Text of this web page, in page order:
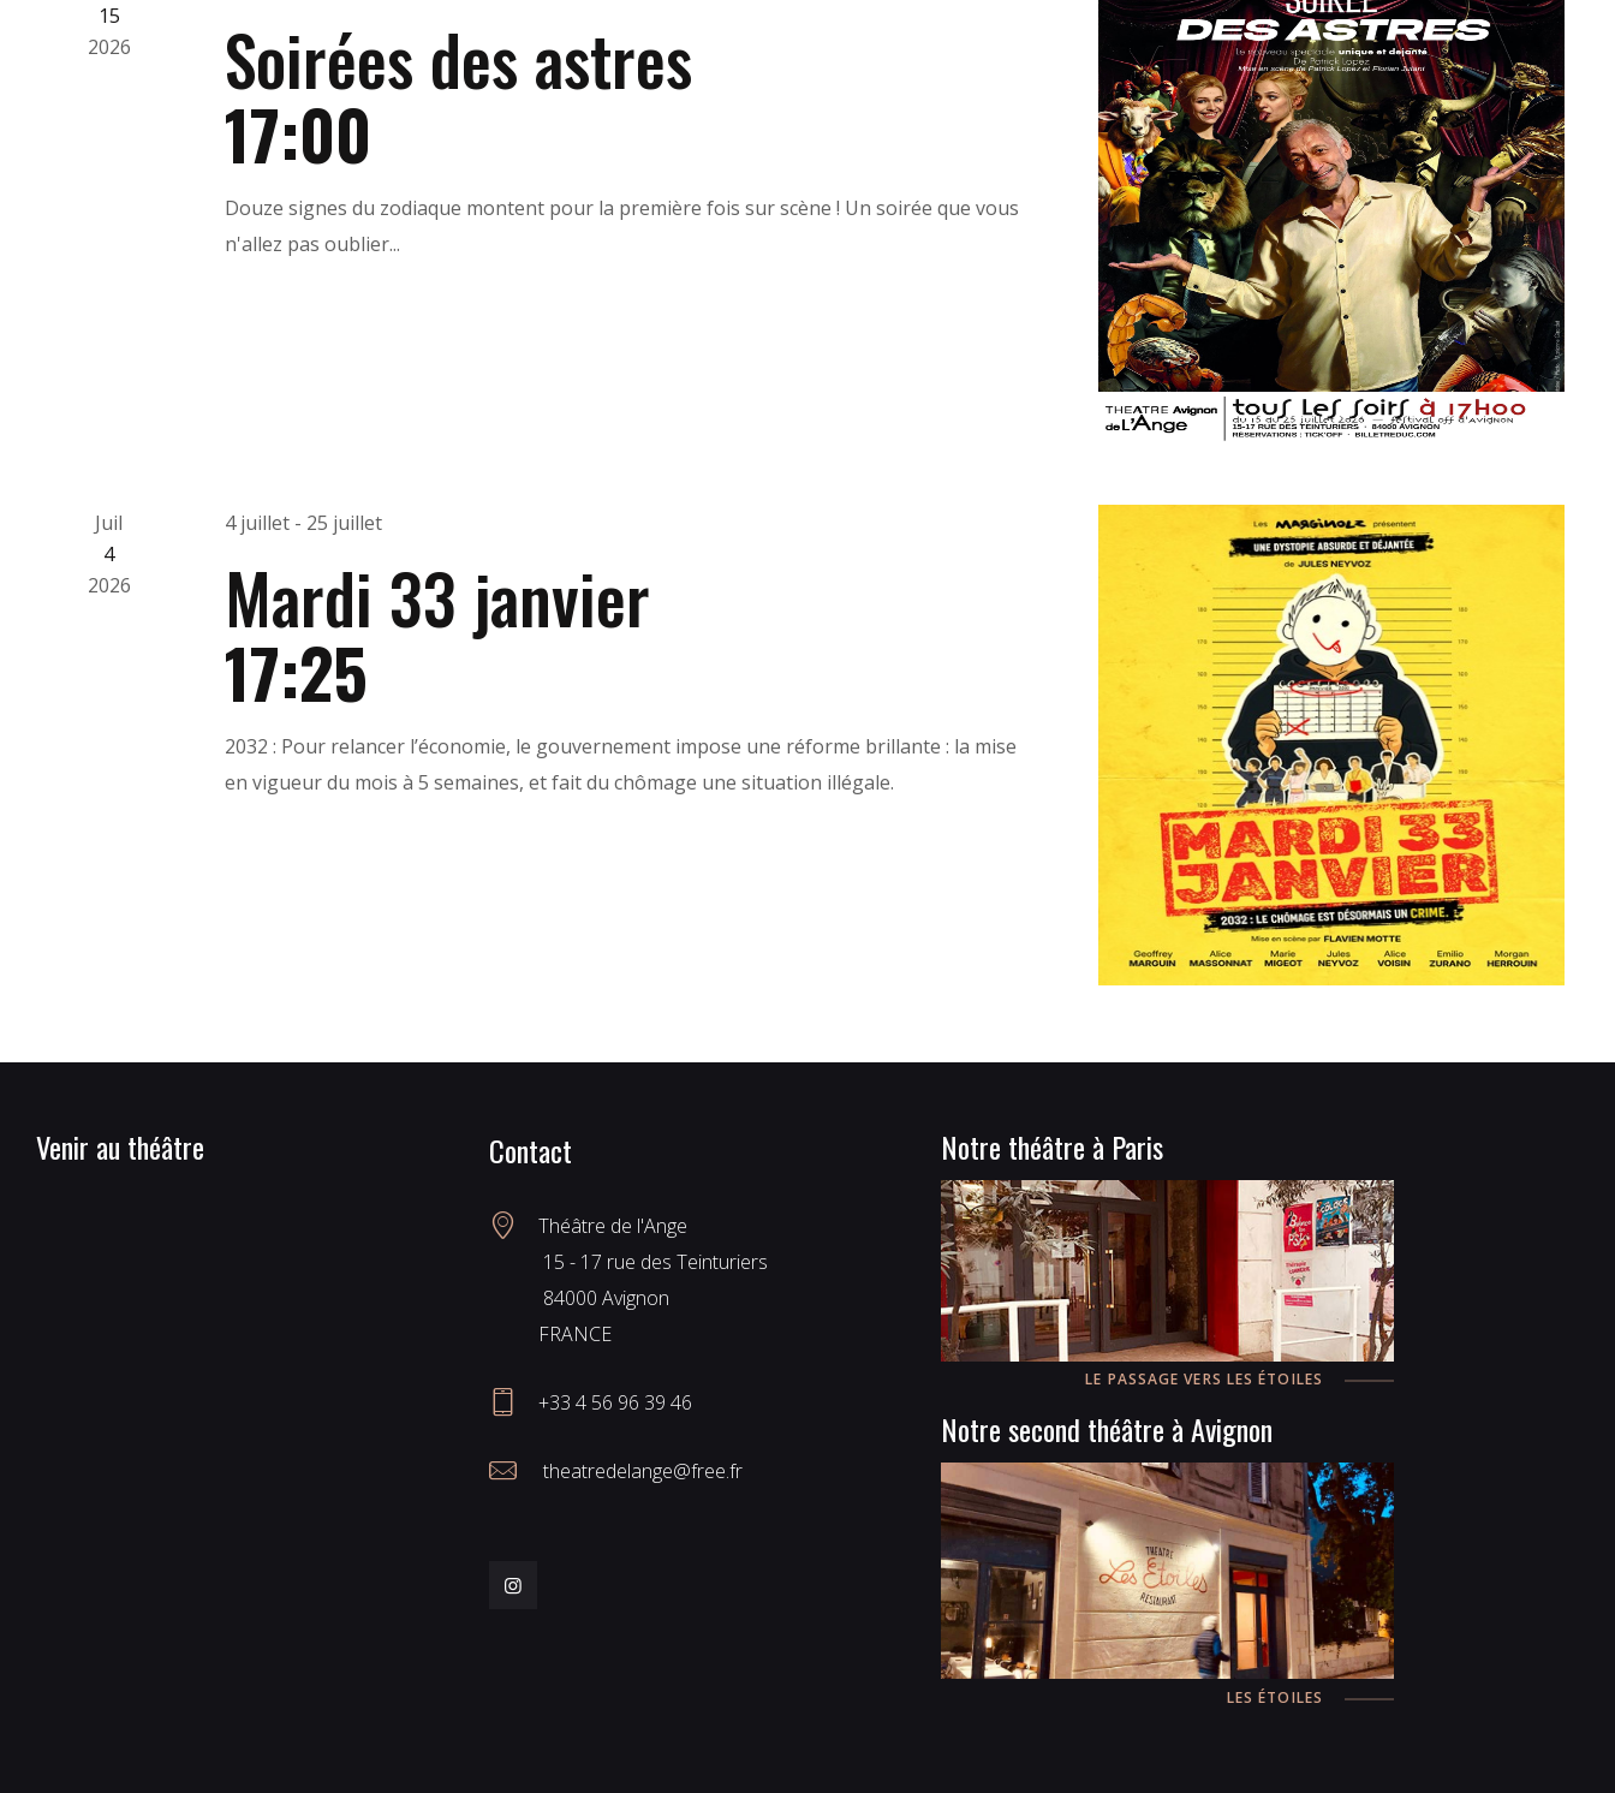
15
2026
Soirées des astres
17:00
Douze signes du zodiaque montent pour la première fois sur scène ! Un soirée que vous
n'allez pas oublier...
Juil
4
2026
4 juillet - 25 juillet
Mardi 33 janvier
17:25
2032 : Pour relancer l’économie, le gouvernement impose une réforme brillante : la mise
en vigueur du mois à 5 semaines, et fait du chômage une situation illégale.
Venir au théâtre Contact
Théâtre de l'Ange
15 - 17 rue des Teinturiers
84000 Avignon
FRANCE
+33 4 56 96 39 46
theatredelange@free.fr
Notre théâtre à Paris
LE PASSAGE VERS LES ÉTOILES
Notre second théâtre à Avignon
LES ÉTOILES